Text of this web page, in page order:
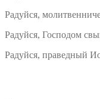
Радуйся,
Радуйся, Господом
Радуйся, праведный